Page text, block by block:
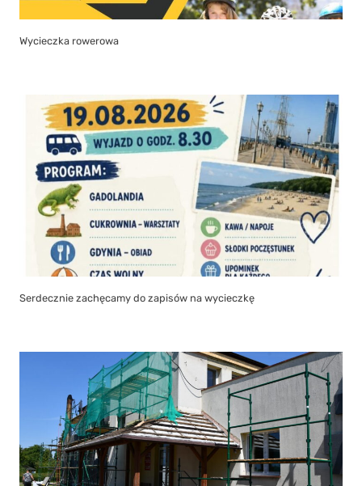
Wycieczka rowerowa
Serdecznie zachęcamy do zapisów na wycieczkę